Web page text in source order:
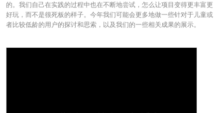
的。我们自己在实践的过程中也在不断地尝试，怎么让项目变得更丰富更
好玩，而不是很死板的样子。今年我们可能会更多地做一些针对于儿童或
者比较低龄的用户的探讨和思索，以及我们的一些相关成果的展示。